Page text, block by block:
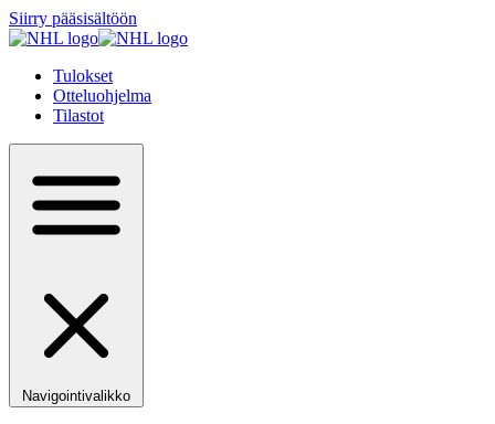
Siirry pääsisältöön
Tulokset
Otteluohjelma
Tilastot
Navigointivalikko